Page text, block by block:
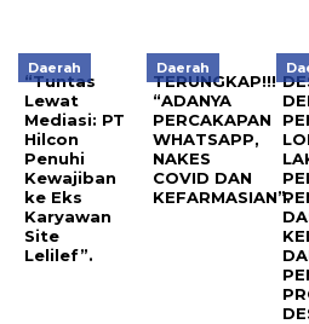
Daerah
“Tuntas
Lewat
Mediasi: PT
Hilcon
Penuhi
Kewajiban
ke Eks
Karyawan
Site
Lelilef”.
Daerah
TERUNGKAP!!!
“ADANYA
PERCAKAPAN
WHATSAPP,
NAKES
COVID DAN
KEFARMASIAN”.